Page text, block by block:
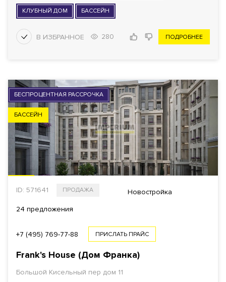
КЛУБНЫЙ ДОМ БАССЕЙН
280 ПОДРОБНЕЕ
БЕСПРОЦЕНТНАЯ РАССРОЧКА
БАССЕЙН
ID: 571641 ПРОДАЖА Новостройка
24 предложения
+7 (495) 769-77-88 ПРИСЛАТЬ ПРАЙС
Frank's House (Дом Франка)
Большой Кисельный пер дом 11